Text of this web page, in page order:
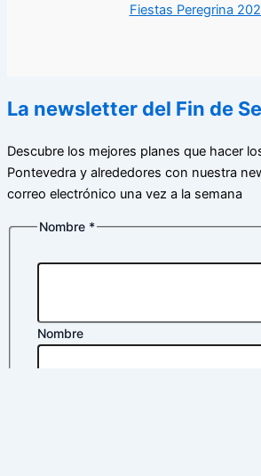
Fiestas Peregrina
La newsletter del Fin de
Descubre los mejores planes que hacer
Pontevedra y alrededores con nuestra
correo electrónico una vez a la semana
Nombre *
Nombre